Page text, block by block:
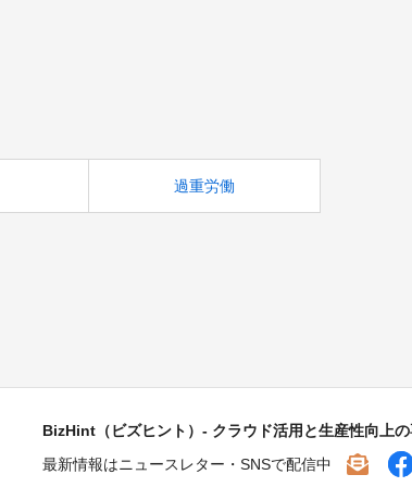
過重労働
BizHint（ビズヒント）- クラウド活用と生産性向上の
最新情報はニュースレター・SNSで配信中